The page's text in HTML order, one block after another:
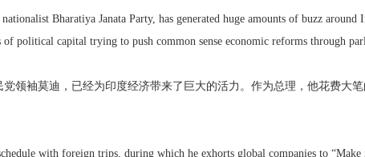
Bharatiya Janata Party, has generated huge amounts of buzz around
of political capital trying to push common sense economic reforms through
领袖莫迪，已经为印度经济带来了巨大的活力。作为总理，他花费大
with foreign trips, during which he exhorts global companies to